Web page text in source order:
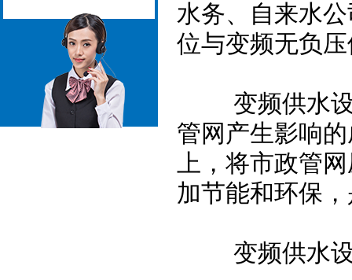
水务、自来水
位与变频无负
变频供水设
管网产生影响
上，将市政管
加节能和环保
变频供水设